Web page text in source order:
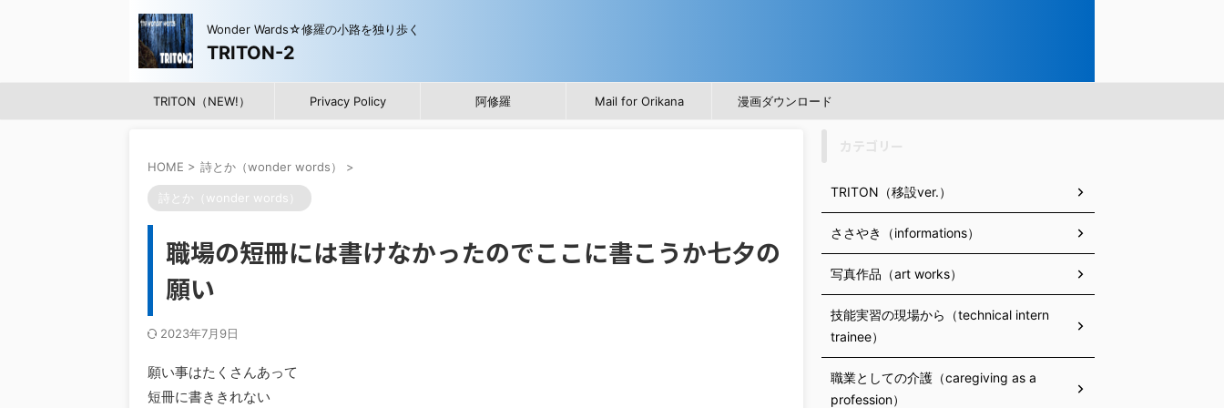
Wonder Wards☆修羅の小路を独り歩く
TRITON-2
TRITON（NEW!） Privacy Policy 阿修羅 Mail for Orikana 漫画ダウンロード
HOME > 詩とか（wonder words） >
詩とか（wonder words）
職場の短冊には書けなかったのでここに書こうか七夕の
願い
2023年7月9日
願い事はたくさんあって
短冊に書ききれない
TRITON（移設ver.）
ささやき（informations）
写真作品（art works）
技能実習の現場から（technical intern
trainee）
職業としての介護（caregiving as a
profession）